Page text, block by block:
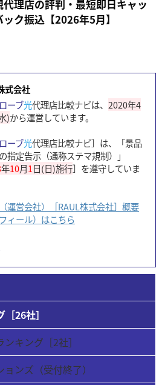
代理店の評判・最短即日キャッ
ク振込【2026年5月】
式会社
ーブ光代理店比較ナビは、 2020年4
)から運営しています。
ーブ光代理店比較ナビ］は、「景品
指定告示（通称ステマ規制）」
年10月1 日(日)施行］を遵守していま
運営会社）［RAUL株式会社］概要
フィール）はこちら
26社］
キング［2社］
ンズ（受付終了）